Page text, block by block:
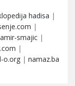
hadisa |
|
amir-smajic |
|
o.org | namaz.ba